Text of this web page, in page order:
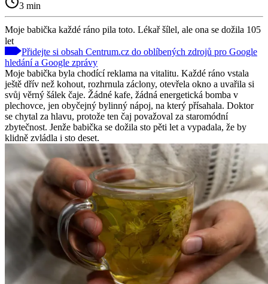
3 min
Moje babička každé ráno pila toto. Lékař šílel, ale ona se dožila 105
let
Přidejte si obsah Centrum.cz do oblíbených zdrojů pro Google
hledání a Google zprávy
Moje babička byla chodící reklama na vitalitu. Každé ráno vstala
ještě dřív než kohout, rozhrnula záclony, otevřela okno a uvařila si
svůj věrný šálek čaje. Žádné kafe, žádná energetická bomba v
plechovce, jen obyčejný bylinný nápoj, na který přísahala. Doktor
se chytal za hlavu, protože ten čaj považoval za staromódní
zbytečnost. Jenže babička se dožila sto pěti let a vypadala, že by
klidně zvládla i sto deset.